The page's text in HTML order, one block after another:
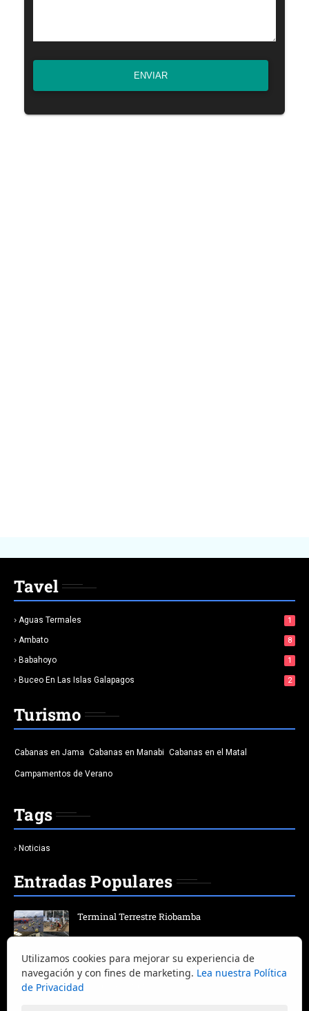
Tavel
Aguas Termales 1
Ambato 8
Babahoyo 1
Buceo En Las Islas Galapagos 2
Turismo
Cabanas en Jama Cabanas en Manabi Cabanas en el Matal
Campamentos de Verano
Tags
Noticias
Entradas Populares
Terminal Terrestre Riobamba
Terminal Terrestre Quitumbe | Horario | salida | bus |
destino | Ciudad
Utilizamos cookies para mejorar su experiencia de
navegación y con fines de marketing. Lea nuestra Política
de Privacidad